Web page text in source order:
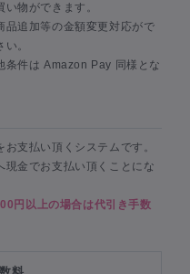
物ができます。
追加等の金額変更対応がで
。
件は Amazon Pay 同様とな
支払い頂くシステムです。
金でお支払い頂くことにな
円以上の場合は代引き手数